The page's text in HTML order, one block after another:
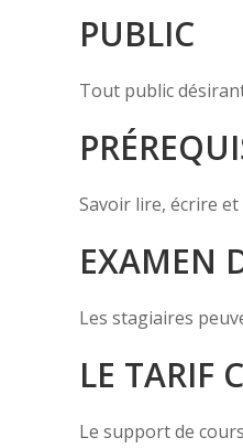
PUBLIC
Tout public
Savoir lire, écrire
EXAMEN
Les stagiaires
LE TARIF
Le support de